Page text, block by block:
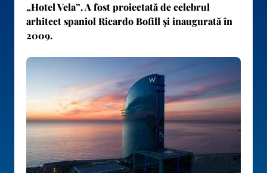
„Hotel Vela”. A fost proiectată de celebrul
arhitect spaniolRicardo Bofillși inaugurată în
2009.